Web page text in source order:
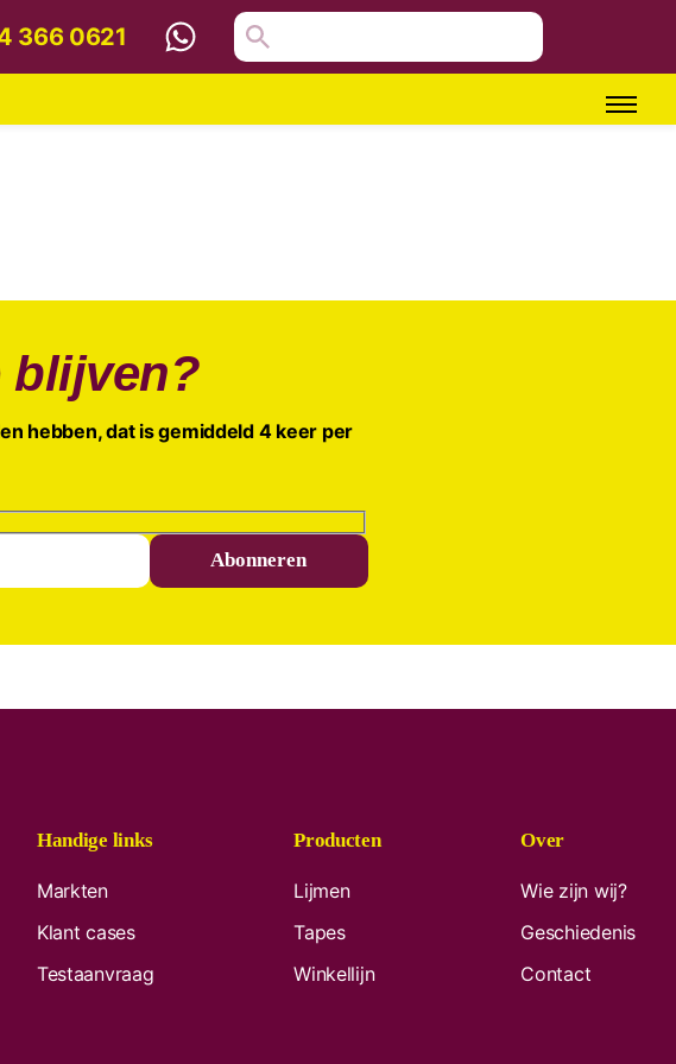
366 0621
blijven?
hebben, dat is gemiddeld 4 keer per
Abonneren
Handige links
Markten
Klant cases
Testaanvraag
Producten
Lijmen
Tapes
Winkellijn
Over
Wie zijn wij?
Geschiedenis
Contact